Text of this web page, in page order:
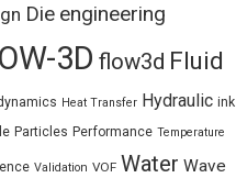
Die engineering
3D flow3d Fluid
Heat Transfer Hydraulic ink
Particles Performance Temperature
Validation VOF Water Wave